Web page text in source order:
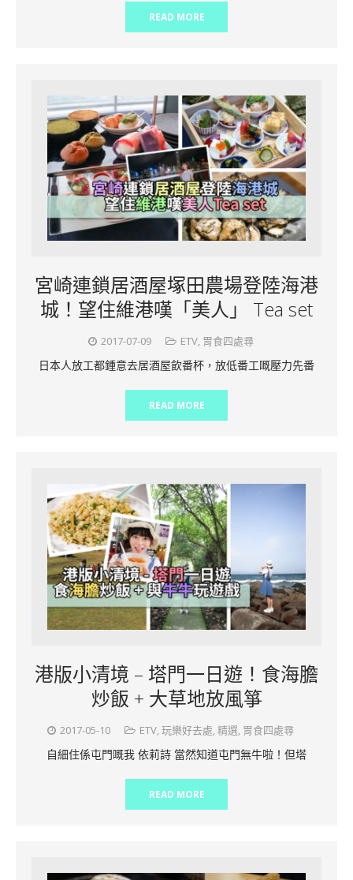
READ MORE
宮崎連鎖居酒屋塚田農場登陸海港
城！望住維港嘆「美人」 Tea set
2017-07-09 ETV, 胃食四處尋
日本人放工都鍾意去居酒屋飲番杯，放低番工嘅壓力先番
READ MORE
港版小清境 – 塔門一日遊！食海膽
炒飯 + 大草地放風箏
2017-05-10 ETV,玩樂好去處,精選, 胃食四處尋
自細住係屯門嘅我 依莉詩 當然知道屯門無牛啦！但塔
READ MORE